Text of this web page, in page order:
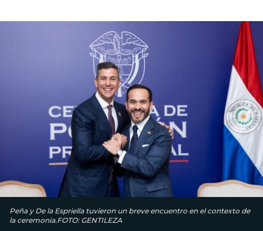
Peña y De la Espriella tuvieron un breve encuentro en el contexto de
la ceremonia.FOTO: GENTILEZA